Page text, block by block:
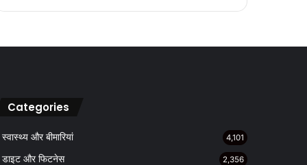
Categories
स्वास्थ्य और बीमारियां 4,101
डाइट और फिटनेस 2,356